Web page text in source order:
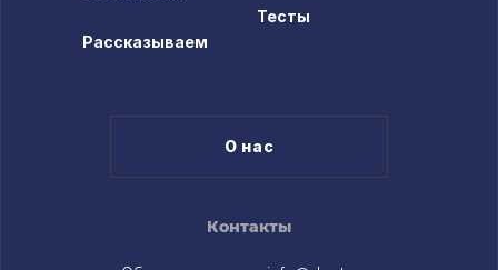
Контакты
Рассказываем
Тесты
О нас